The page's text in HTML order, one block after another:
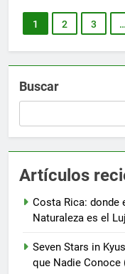
1 2 3 …
Buscar
Artículos
Costa Rica: donde
Naturaleza es el
Seven Stars in
que Nadie Conoce